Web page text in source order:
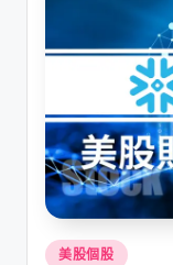
Posted
美股個股